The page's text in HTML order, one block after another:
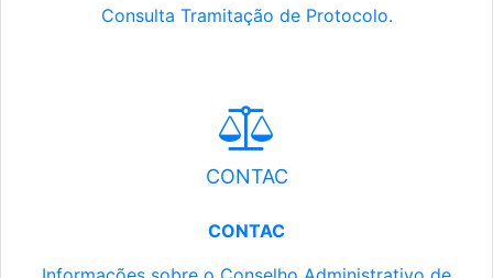
Consulta Tramitação de Protocolo.
CONTAC
CONTAC